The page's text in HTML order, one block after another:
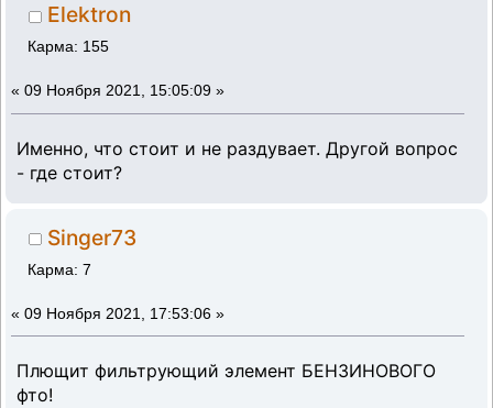
Elektron
Карма: 155
« 09 Ноября 2021, 15:05:09 »
Именно, что стоит и не раздувает. Другой вопрос
- где стоит?
Singer73
Карма: 7
« 09 Ноября 2021, 17:53:06 »
Плющит фильтрующий элемент БЕНЗИНОВОГО
фто!